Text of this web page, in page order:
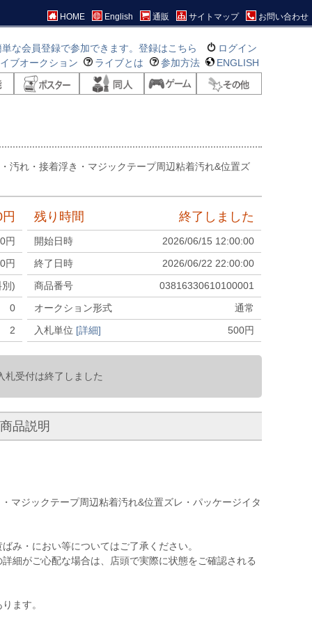
HOME English 通販 サイトマップ お問い合わせ
単な会員登録で参加できます。登録はこちら
ログイン
ブオークション
ライブとは 参加方法 ENGLISH
汚れ・接着浮き・マジックテープ周辺粘着汚れ&位置ズ
円
円
0円
)
0
2
残り時間 終了しました
開始日時
2026/06/15 12:00:00
終了日時
2026/06/22 22:00:00
商品番号
03816330610100001
オークション形式
通常
入札単位 [詳細] 500円
札受付は終了しました
商品説明
マジックテープ周辺粘着汚れ&位置ズレ・パッケージイタ
み・におい等についてはご了承ください。
細がご心配な場合は、店頭で実際に状態をご確認される
ます。